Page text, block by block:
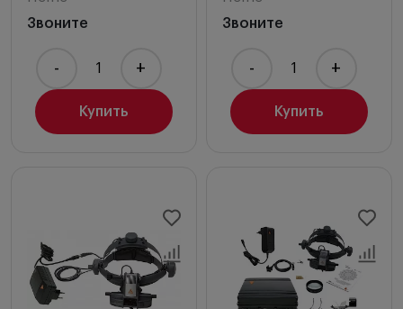
Звоните
Купить
- +
Звоните
Купить
- +